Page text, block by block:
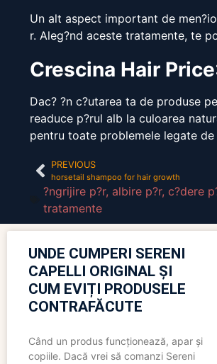
Un alt aspect important de
r. Aleg?nd aceste tratamente, te
Crescina Hair Price
Dac? ?n c?utarea ta de produse
readuce p?rul alb la culoarea
pentru toate problemele legate de
PREVIOUS
horsetail shampoo for hair growth
?ngrijire p?r, albire p?r, c?dere
tratamente
UNDE CUMPERI SERENI
CAPELLI ORIGINAL ȘI
CUM EVIȚI PRODUSELE
CONTRAFĂCUTE
Când un produs funcționează, apar și
copiile. Dacă vrei să comanzi Sereni